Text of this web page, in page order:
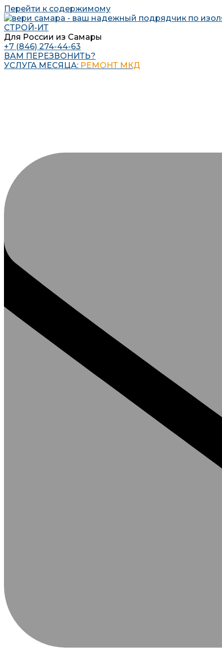
Перейти к содержимому
СТРОЙ-ИТ
Для России из Самары
+7 (846) 274-44-63
ВАМ ПЕРЕЗВОНИТЬ?
УСЛУГА МЕСЯЦА: РЕМОНТ МКД